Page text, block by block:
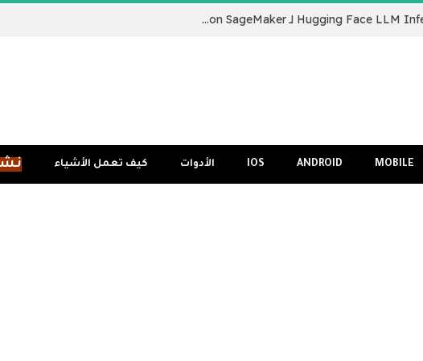
نقدم لكم Hugging Face LLM Inference Container لـ Amazon SageMaker
MOBILE
ANDROID
IOS الأدوات كيف تعمل الأشياء